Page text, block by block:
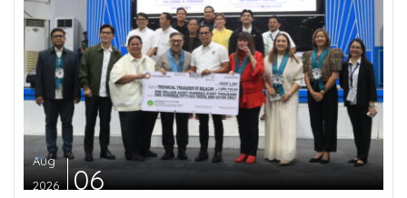
Aug
2026
06